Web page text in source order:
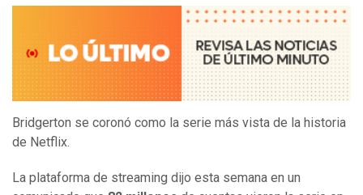
Bridgerton se coronó como la serie más vista de la historia
de Netflix.
La plataforma de streaming dijo esta semana en un